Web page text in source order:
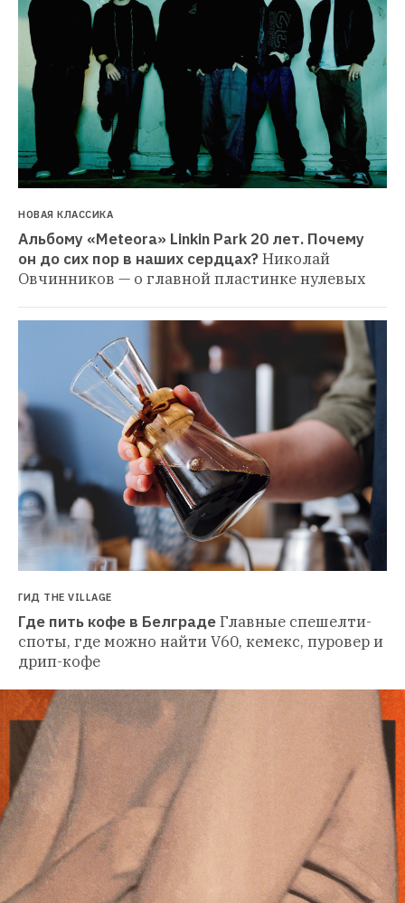
НОВАЯ КЛАССИКА
Альбому «Meteora» Linkin Park 20 лет. Почему
он до сих пор в наших сердцах?Николай
Овчинников — о главной пластинке нулевых
ГИД THE VILLAGE
Где пить кофе в БелградеГлавные спешелти-
споты, где можно найти V60, кемекс, пуровер и
дрип-кофе